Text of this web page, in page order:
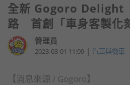
全新 Gogoro Delight
路 首創「車身客製化
管理員
2023-03-01 11:09 | 汽車與機車
【消息來源 / Gogoro】